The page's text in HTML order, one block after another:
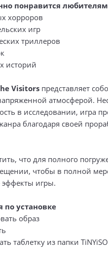
понравится
хорроров
игр
триллеров
историй
Visitors представляет
атмосферой.
в исследовании, игра
благодаря своей
что для полного
чтобы в полной
игры.
по установке
образ
таблетку из папки